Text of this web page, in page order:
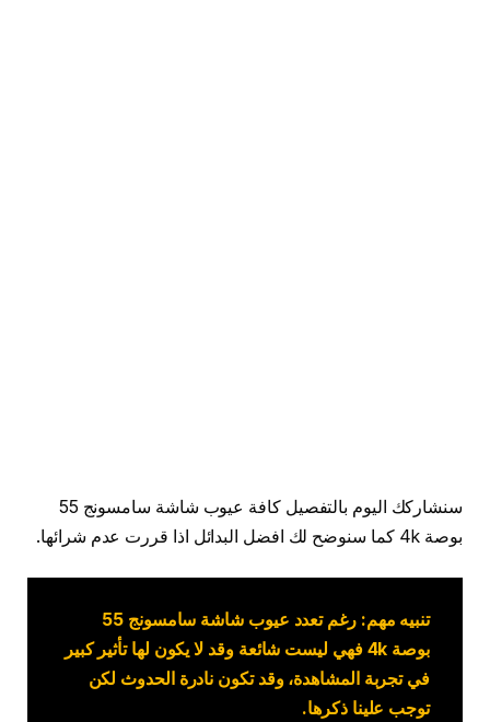
سنشاركك اليوم بالتفصيل كافة عيوب شاشة سامسونج 55
بوصة 4k كما سنوضح لك افضل البدائل اذا قررت عدم شرائها.
تنبيه مهم: رغم تعدد عيوب شاشة سامسونج 55
بوصة 4k
فهي ليست شائعة وقد لا يكون لها تأثير كبير
في تجربة المشاهدة، وقد تكون نادرة الحدوث لكن
توجب علينا ذكرها.